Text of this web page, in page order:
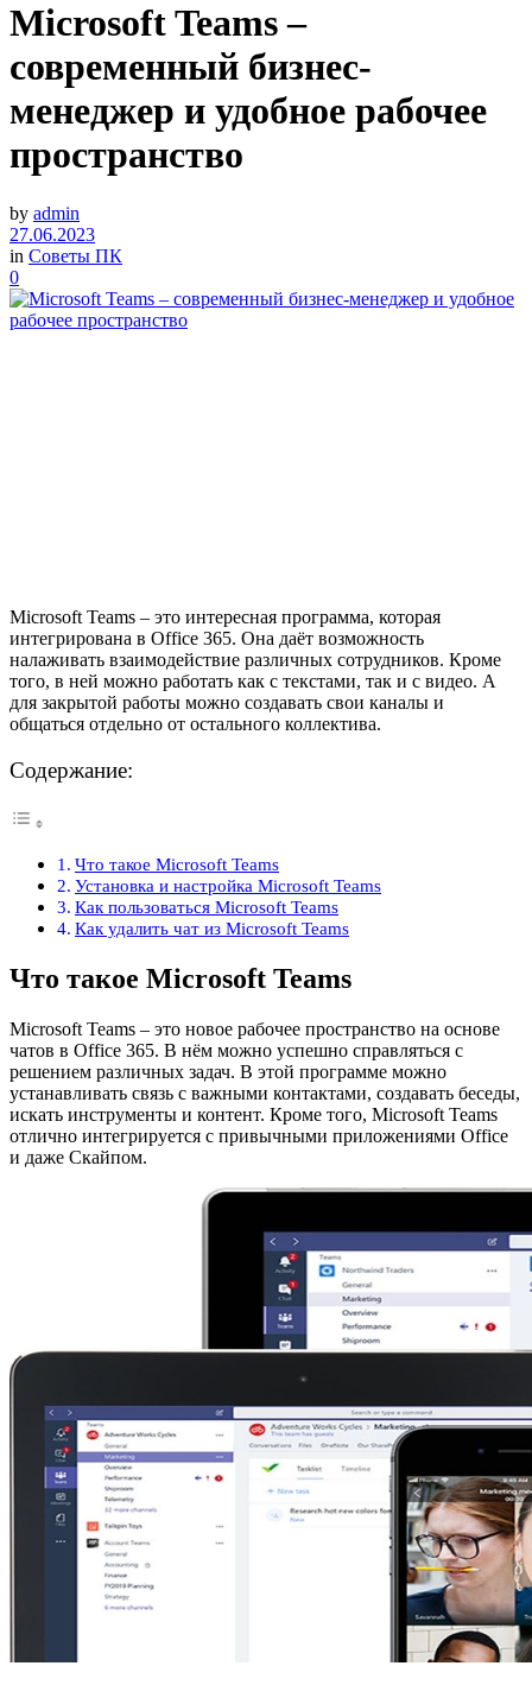
Microsoft Teams –
современный бизнес-
менеджер и удобное рабочее
пространство
by admin
27.06.2023
in Советы ПК
0
Microsoft Teams – это интересная программа, которая
интегрирована в Office 365. Она даёт возможность
налаживать взаимодействие различных сотрудников. Кроме
того, в ней можно работать как с текстами, так и с видео. А
для закрытой работы можно создавать свои каналы и
общаться отдельно от остального коллектива.
Содержание:
Что такое Microsoft Teams
Установка и настройка Microsoft Teams
Как пользоваться Microsoft Teams
Как удалить чат из Microsoft Teams
Что такое Microsoft Teams
Microsoft Teams – это новое рабочее пространство на основе
чатов в Office 365. В нём можно успешно справляться с
решением различных задач. В этой программе можно
устанавливать связь с важными контактами, создавать беседы,
искать инструменты и контент. Кроме того, Microsoft Teams
отлично интегрируется с привычными приложениями Office
и даже Скайпом.